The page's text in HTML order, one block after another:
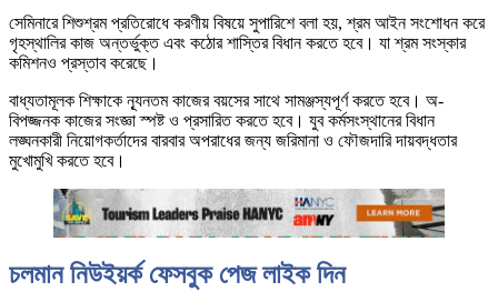
সেমিনারে শিশুশ্রম প্রতিরোধে করণীয় বিষয়ে সুপারিশে বলা হয়, শ্রম আইন সংশোধন করে
গৃহস্থালির কাজ অন্তর্ভুক্ত এবং কঠোর শাস্তির বিধান করতে হবে। যা শ্রম সংস্কার
কমিশনও প্রস্তাব করেছে।
বাধ্যতামূলক শিক্ষাকে ন্যূনতম কাজের বয়সের সাথে সামঞ্জস্যপূর্ণ করতে হবে। অ-
বিপজ্জনক কাজের সংজ্ঞা স্পষ্ট ও প্রসারিত করতে হবে। যুব কর্মসংস্থানের বিধান
লঙ্ঘনকারী নিয়োগকর্তাদের বারবার অপরাধের জন্য জরিমানা ও ফৌজদারি দায়বদ্ধতার
মুখোমুখি করতে হবে।
চলমান নিউইয়র্ক ফেসবুক পেজ লাইক দিন